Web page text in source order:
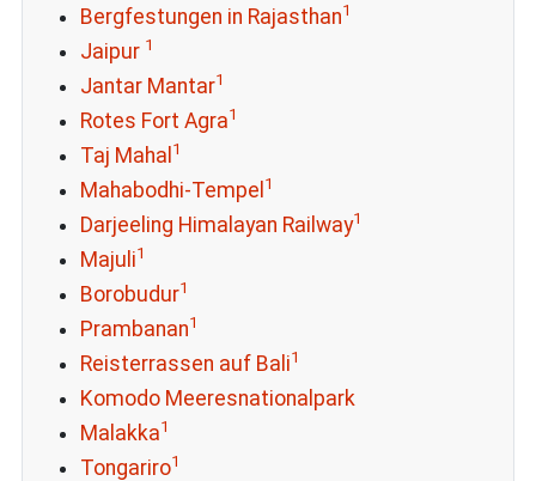
Bergfestungen in Rajasthan1
Jaipur 1
Jantar Mantar1
Rotes Fort Agra1
Taj Mahal 1
Mahabodhi-Tempel 1
Darjeeling Himalayan Railway1
Majuli1
Borobudur1
Prambanan1
Reisterrassen auf Bali1
Komodo Meeresnationalpark
Malakka1
Tongariro1